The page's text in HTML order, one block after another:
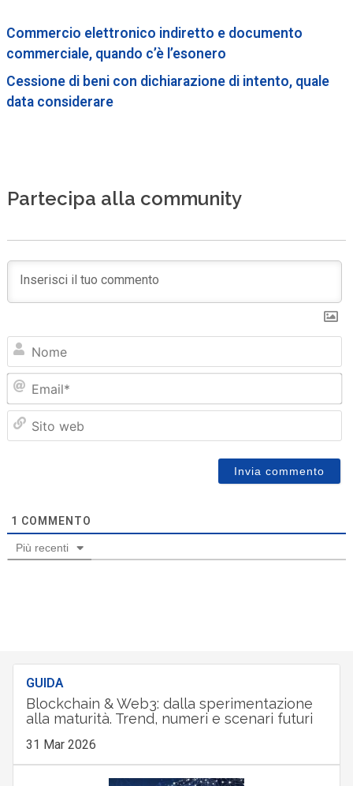
Commercio elettronico indiretto e documento
commerciale, quando c’è l’esonero
Cessione di beni con dichiarazione di intento, quale
data considerare
Partecipa alla community
1 COMMENTO
Più recenti
GUIDA
Blockchain & Web3: dalla sperimentazione
alla maturità. Trend, numeri e scenari futuri
31 Mar 2026